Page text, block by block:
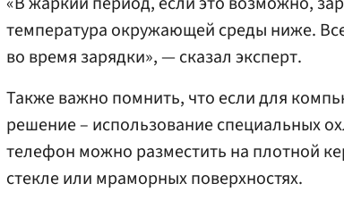
температура окружающей среды ниже.
во время зарядки», — сказал эксперт.
Также важно помнить, что если для
решение – использование специальных
телефон можно разместить на плотной
стекле или мраморных поверхностях.